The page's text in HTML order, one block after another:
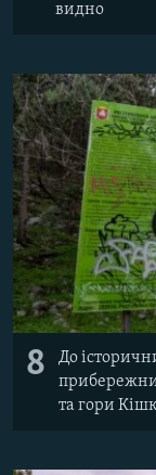
видно
8
До
та гори